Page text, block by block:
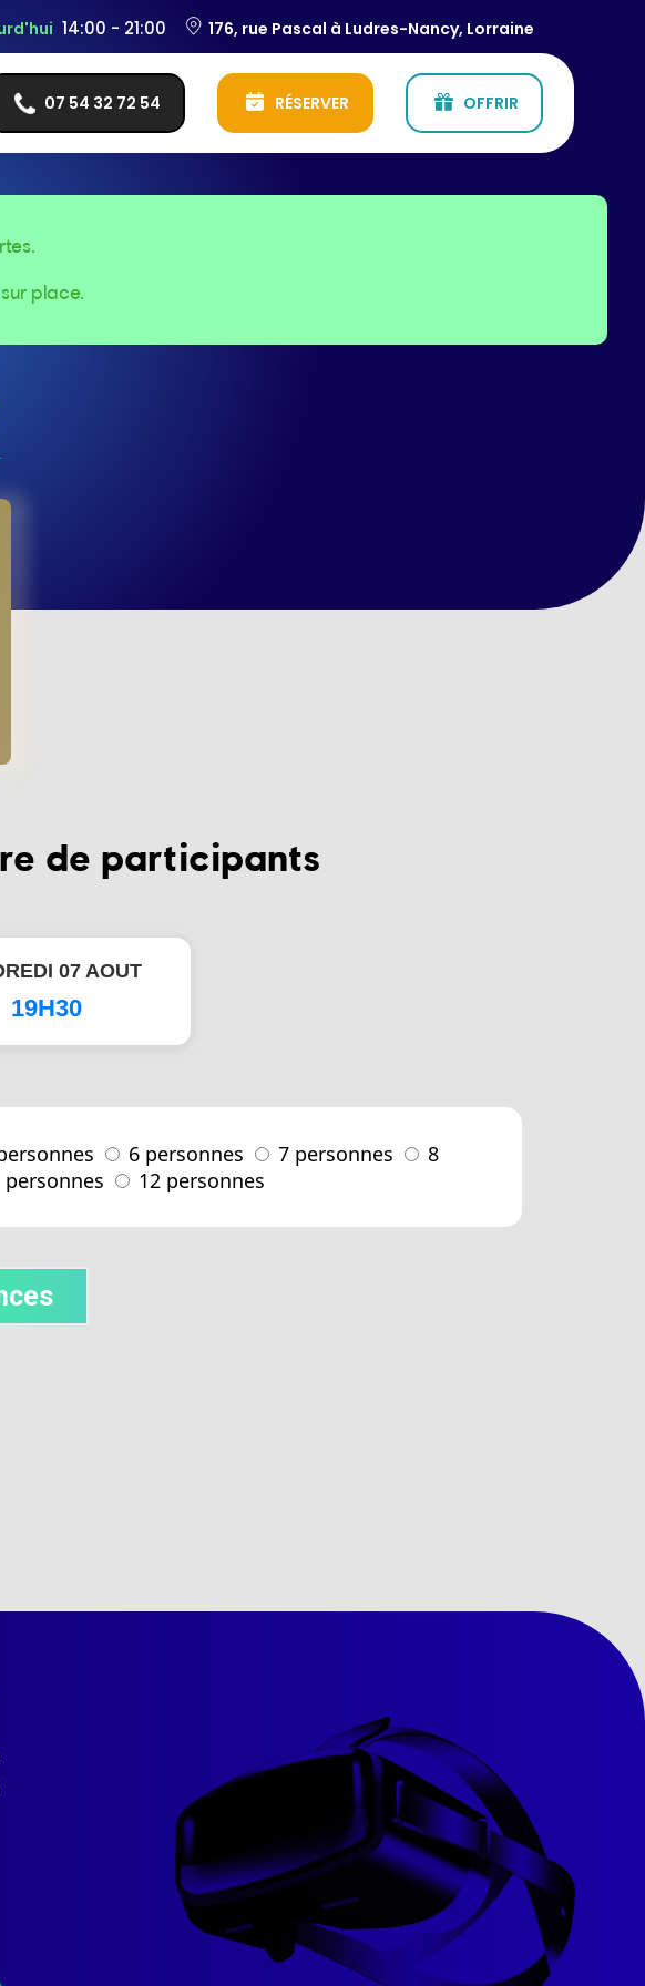
14:00 - 21:00 176, rue Pascal à Ludres-Nancy, Lorraine
07 54 32 72 54 RÉSERVER OFFRIR
place.
de participants
07 AOUT
19H30
6 personnes 7 personnes
8
personnes 12 personnes